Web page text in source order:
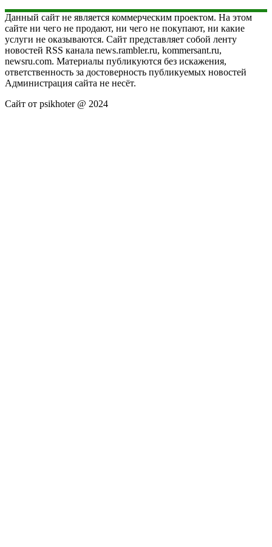
Данный сайт не является коммерческим проектом. На этом
сайте ни чего не продают, ни чего не покупают, ни какие
услуги не оказываются. Сайт представляет собой ленту
новостей RSS канала news.rambler.ru, kommersant.ru,
newsru.com. Материалы публикуются без искажения,
ответственность за достоверность публикуемых новостей
Администрация сайта не несёт.
Сайт от psikhoter @ 2024